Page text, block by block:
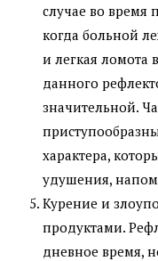
случае во время
когда больной
и легкая ломота
данного
значительной.
характера,
удушения,
Курение и
продуктами.
дневное время,